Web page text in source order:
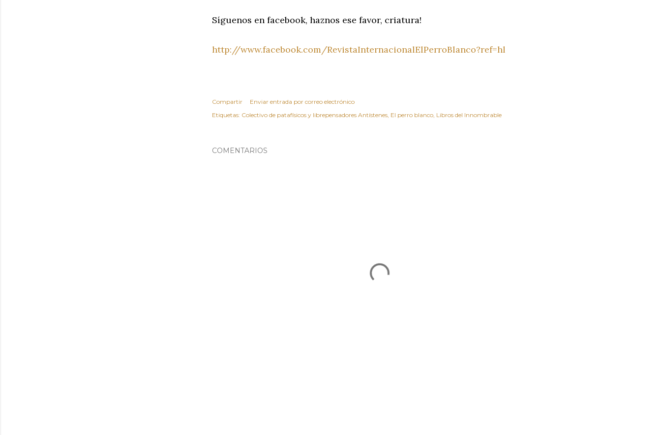
Síguenos en facebook, haznos ese favor, criatura!
http://www.facebook.com/RevistaInternacionalElPerroBlanco?ref=hl
Compartir
Enviar entrada por correo electrónico
Etiquetas: Colectivo de patafísicos y librepensadores Antístenes El perro blanco Libros del Innombrable
COMENTARIOS